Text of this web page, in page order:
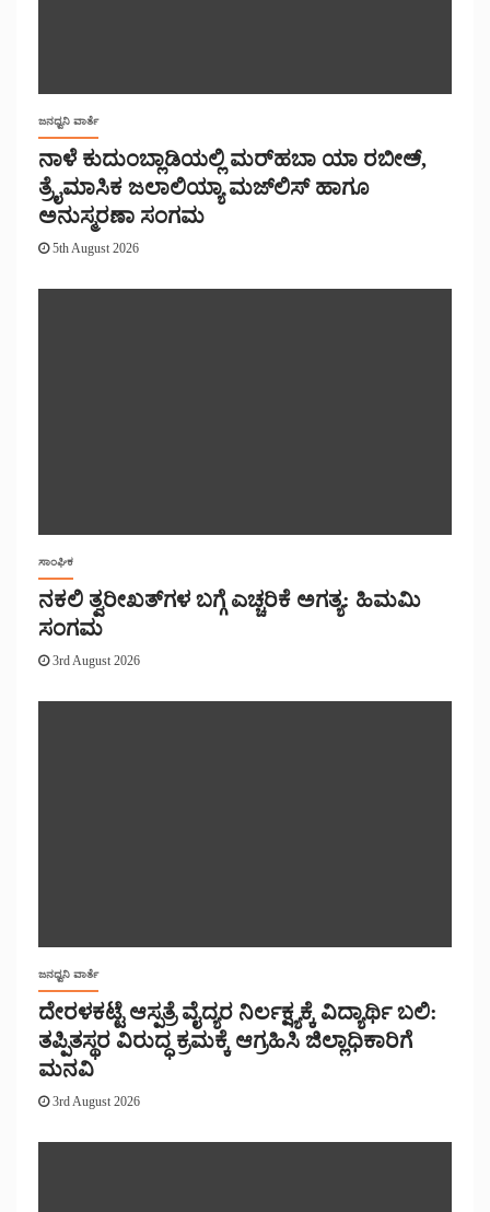
ಜನಧ್ವನಿ ವಾರ್ತೆ
ನಾಳೆ ಕುದುಂಬ್ಲಾಡಿಯಲ್ಲಿ ಮರ್‌‌ಹಬಾ ಯಾ ರಬೀಅ್,
ತ್ರೈಮಾಸಿಕ ಜಲಾಲಿಯ್ಯಾ ಮಜ್‌‌ಲಿಸ್‌‌ ಹಾಗೂ
ಅನುಸ್ಮರಣಾ ಸಂಗಮ
5th August 2026
ಸಾಂಘಿಕ
ನಕಲಿ ತ್ವರೀಖತ್‌ಗಳ ಬಗ್ಗೆ ಎಚ್ಚರಿಕೆ ಅಗತ್ಯ: ಹಿಮಮಿ
ಸಂಗಮ
3rd August 2026
ಜನಧ್ವನಿ ವಾರ್ತೆ
ದೇರಳಕಟ್ಟೆ ಆಸ್ಪತ್ರೆ ವೈದ್ಯರ ನಿರ್ಲಕ್ಷ್ಯಕ್ಕೆ ವಿದ್ಯಾರ್ಥಿ ಬಲಿ:
ತಪ್ಪಿತಸ್ಥರ ವಿರುದ್ಧ ಕ್ರಮಕ್ಕೆ ಆಗ್ರಹಿಸಿ ಜಿಲ್ಲಾಧಿಕಾರಿಗೆ
ಮನವಿ
3rd August 2026